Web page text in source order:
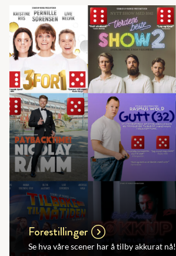
Forestillinger
Se hva våre scener har å tilby akkurat nå!